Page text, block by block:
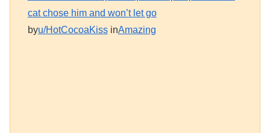
cat chose him and won’t let go
byu/HotCocoaKissinAmazing